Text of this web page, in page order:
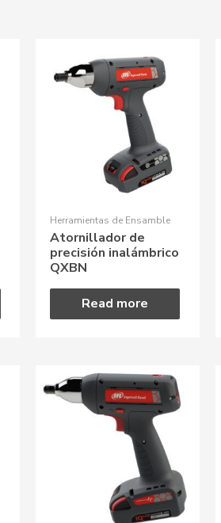
Herramientas de Ensamble
Atornillador de
precisión inalámbrico
QXBN
Read more